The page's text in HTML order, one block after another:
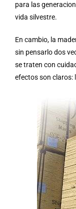
para las
vida silvestre.
En cambio, la
sin pensarlo dos
se traten con
efectos son claros: